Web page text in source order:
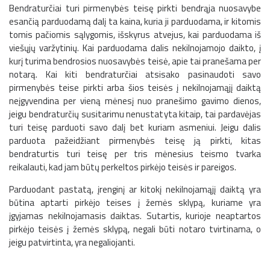
Bendraturčiai turi pirmenybės teisę pirkti bendrąja nuosavybe
esančią parduodamą dalį ta kaina, kuria ji parduodama, ir kitomis
tomis pačiomis sąlygomis, išskyrus atvejus, kai parduodama iš
viešųjų varžytinių. Kai parduodama dalis nekilnojamojo daikto, į
kurį turima bendrosios nuosavybės teisė, apie tai pranešama per
notarą. Kai kiti bendraturčiai atsisako pasinaudoti savo
pirmenybės teise pirkti arba šios teisės į nekilnojamąjį daiktą
neįgyvendina per vieną mėnesį nuo pranešimo gavimo dienos,
jeigu bendraturčių susitarimu nenustatyta kitaip, tai pardavėjas
turi teisę parduoti savo dalį bet kuriam asmeniui. Jeigu dalis
parduota pažeidžiant pirmenybės teisę ją pirkti, kitas
bendraturtis turi teisę per tris mėnesius teismo tvarka
reikalauti, kad jam būtų perkeltos pirkėjo teisės ir pareigos.
Parduodant pastatą, įrenginį ar kitokį nekilnojamąjį daiktą yra
būtina aptarti pirkėjo teises į žemės sklypą, kuriame yra
įgyjamas nekilnojamasis daiktas. Sutartis, kurioje neaptartos
pirkėjo teisės į žemės sklypą, negali būti notaro tvirtinama, o
jeigu patvirtinta, yra negaliojanti.